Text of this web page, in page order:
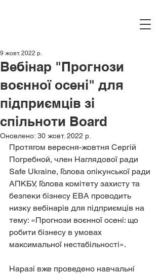
Вебінар "Прогнози
воєнної осені" для
підприємців зі
спільноти Board
9 жовт. 2022 р.
Оновлено: 30 жовт. 2022 р.
Протягом вересня-жовтня Сергій
Погребной, член Наглядової ради
Safe Ukraine, Голова опікунської ради
АПКБУ, Голова комітету захисту та
безпеки бізнесу EBA проводить
низку вебінарів для підприємців на
тему: «Прогнози воєнної осені: що
робити бізнесу в умовах
максимальної нестабільності».
Наразі вже проведено навчальні